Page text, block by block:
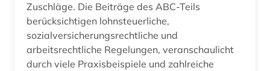
ausländer (1)
ausländerrecht (6)
ausländisches recht (3)
Vatikanstadt (1)
Zuschläge. Die Beiträge des ABC-Teils
berücksichtigen lohnsteuerliche,
sozialversicherungsrechtliche und
arbeitsrechtliche Regelungen, veranschaulicht
durch viele Praxisbeispiele und zahlreiche